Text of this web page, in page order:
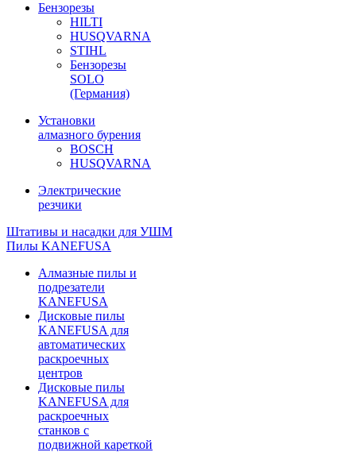
Бензорезы
HILTI
HUSQVARNA
STIHL
Бензорезы
SOLO
(Германия)
Установки
алмазного бурения
BOSCH
HUSQVARNA
Электрические
резчики
Штативы и насадки для УШМ
Пилы KANEFUSA
Алмазные пилы и
подрезатели
KANEFUSA
Дисковые пилы
KANEFUSA для
автоматических
раскроечных
центров
Дисковые пилы
KANEFUSA для
раскроечных
станков с
подвижной кареткой